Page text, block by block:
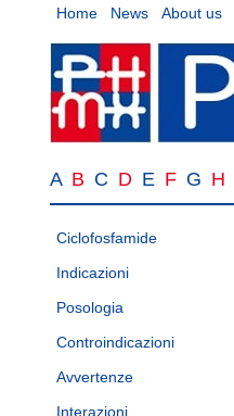
Home News About us
A B C D E F G H
Ciclofosfamide
Indicazioni
Posologia
Controindicazioni
Avvertenze
Interazioni